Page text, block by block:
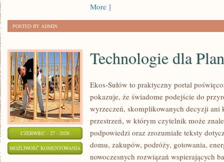
More ]
POSTED BY ADMIN
CZERWIEC - 27 - 2026
MOŻLIWOŚĆ KOMENTOWANIA TECHNOLOGIE
Technologie dla
Ekos-Sułów to praktyczny portal
pokazuje, że świadome podejście do
wyrzeczeń, skomplikowanych decyzji ani
przestrzeń, w którym czytelnik może
podpowiedzi oraz zrozumiałe teksty
domu, zakupów, podróży, gotowania,
nowoczesnych rozwiązań wspierających